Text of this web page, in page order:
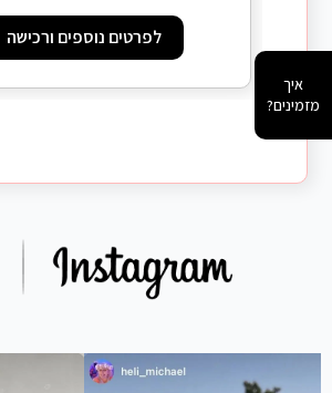
לפרטים נוספים ורכישה
איך
מזמינים?